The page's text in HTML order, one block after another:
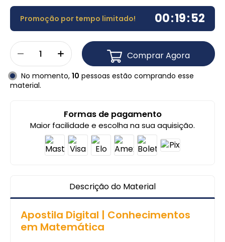
Promoção por tempo limitado! 00:19:52
Comprar Agora
No momento, 10 pessoas estão comprando esse
material.
Formas de pagamento
Maior facilidade e escolha na sua aquisição.
Descrição do Material
Apostila Digital | Conhecimentos
em Matemática